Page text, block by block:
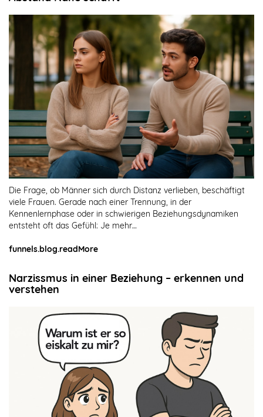
Die Frage, ob Männer sich durch Distanz verlieben, beschäftigt
viele Frauen. Gerade nach einer Trennung, in der
Kennenlernphase oder in schwierigen Beziehungsdynamiken
entsteht oft das Gefühl: Je mehr…
funnels.blog.readMore
Narzissmus in einer Beziehung – erkennen und
verstehen